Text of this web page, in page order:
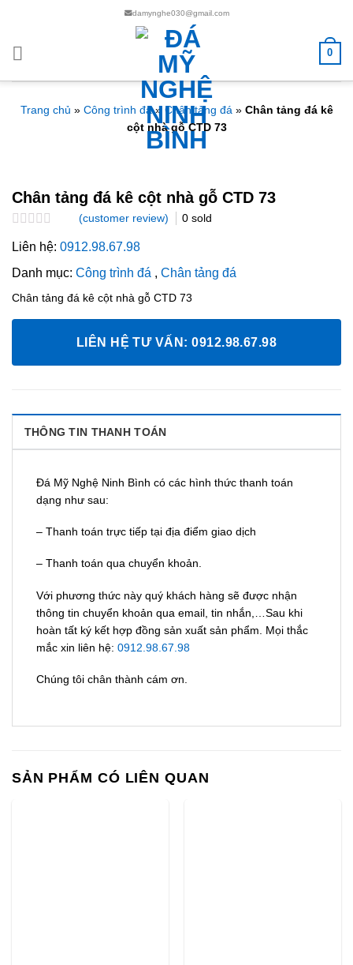
nội
damynghe030@gmail.com
0
Trang chủ » Công trình đá»Chân tảng đá » Chân tảng đá kê
cột nhà gỗ CTD 73
Chân tảng đá kê cột nhà gỗ CTD 73
0.0
of
(customer review) 0sold
Liên hệ: 0912.98.67.98
Danh mục: Công trình đá , Chân tảng đá
Chân tảng đá kê cột nhà gỗ CTD 73
LIÊN HỆ TƯ VẤN: 0912.98.67.98
THÔNG TIN THANH TOÁN
Đá Mỹ Nghệ Ninh Bình có các hình thức thanh toán
dạng như sau:
– Thanh toán trực tiếp tại địa điểm giao dịch
– Thanh toán qua chuyển khoản.
Với phương thức này quý khách hàng sẽ được nhận
thông tin chuyển khoản qua email, tin nhắn,…Sau khi
hoàn tất ký kết hợp đồng sản xuất sản phẩm. Mọi thắc
mắc xin liên hệ: 0912.98.67.98
Chúng tôi chân thành cám ơn.
SẢN PHẨM CÓ LIÊN QUAN